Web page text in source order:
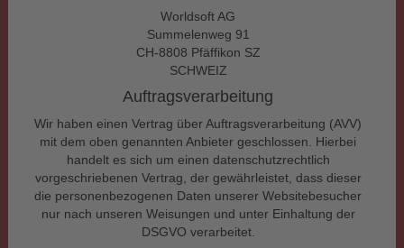
Worldsoft AG
Summelenweg 91
CH-8808 Pfäffikon SZ
SCHWEIZ
Auftragsverarbeitung
Wir haben einen Vertrag über Auftragsverarbeitung (AVV)
mit dem oben genannten Anbieter geschlossen. Hierbei
handelt es sich um einen datenschutzrechtlich
vorgeschriebenen Vertrag, der gewährleistet, dass dieser
die personenbezogenen Daten unserer Websitebesucher
nur nach unseren Weisungen und unter Einhaltung der
DSGVO verarbeitet.